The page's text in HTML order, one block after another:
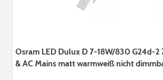
Osram LED Dulux D 7-18W/830 G24d-
& AC Mains matt warmweiß nicht